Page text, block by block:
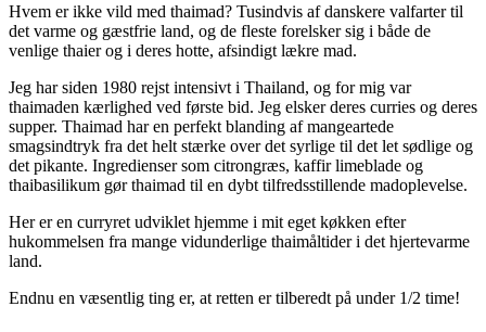
Hvem er ikke vild med thaimad? Tusindvis af danskere valfarter til
det varme og gæstfrie land, og de fleste forelsker sig i både de
venlige thaier og i deres hotte, afsindigt lækre mad.
Jeg har siden 1980 rejst intensivt i Thailand, og for mig var
thaimaden kærlighed ved første bid. Jeg elsker deres curries og deres
supper. Thaimad har en perfekt blanding af mangeartede
smagsindtryk fra det helt stærke over det syrlige til det let sødlige og
det pikante. Ingredienser som citrongræs, kaffir limeblade og
thaibasilikum gør thaimad til en dybt tilfredsstillende madoplevelse.
Her er en curryret udviklet hjemme i mit eget køkken efter
hukommelsen fra mange vidunderlige thaimåltider i det hjertevarme
land.
Endnu en væsentlig ting er, at retten er tilberedt på under 1/2 time!